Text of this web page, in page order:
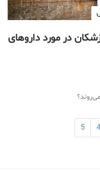
در مورد داروهای
4
5